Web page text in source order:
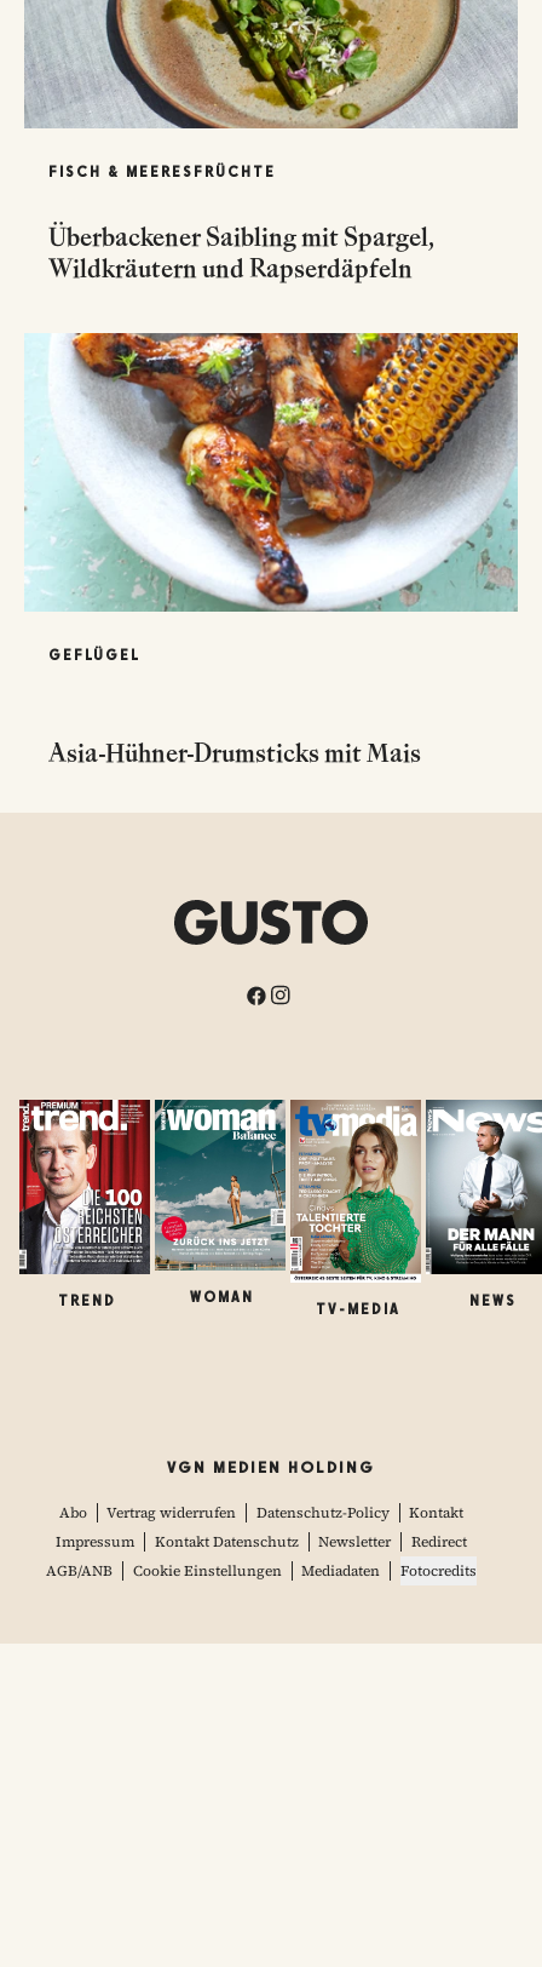
FISCH & MEERESFRÜCHTE
Überbackener Saibling mit Spargel,
Wildkräutern und Rapserdäpfeln
GEFLÜGEL
Asia-Hühner-Drumsticks mit Mais
TREND WOMAN
TV-MEDIA
NEWS
VGN MEDIEN HOLDING
Abo Vertrag widerrufen Datenschutz-Policy
Kontakt
Impressum
Kontakt Datenschutz Newsletter
Redirect
AGB/ANB
Cookie Einstellungen Mediadaten Fotocredits